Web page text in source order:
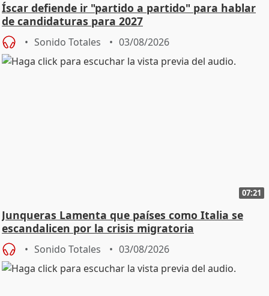
Íscar defiende ir "partido a partido" para hablar
de candidaturas para 2027
Sonido Totales 03/08/2026
07:21
Junqueras Lamenta que países como Italia se
escandalicen por la crisis migratoria
Sonido Totales 03/08/2026